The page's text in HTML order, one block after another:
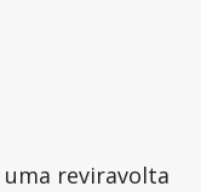
uma reviravolta